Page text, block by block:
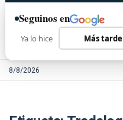
8/8/2026
Seguinos en
Ya lo hice Más tarde